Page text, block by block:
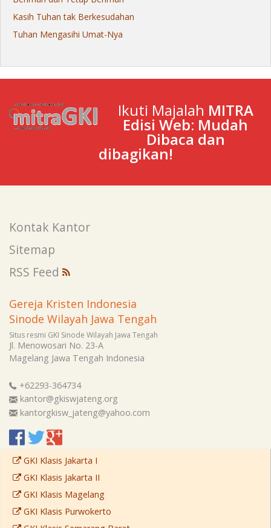
Kasih Tuhan tak Berkesudahan
Tuhan Mengasihi Umat-Nya
Ikuti Majalah MITRA
Edisi Web: Mudah
Dibaca dan
dibagikan!
Kontak Kantor
Sitemap
RSS Feed
Gereja Kristen Indonesia
Sinode Wilayah Jawa Tengah
Situs resmi GKI Sinode Wilayah Jawa Tengah
Jl. Menowosari No. 23-A
Magelang Jawa Tengah Indonesia
+62293-364734
kantor@gkiswjateng.org
kantorgkisw_jateng@yahoo.com
GKI Klasis Jakarta I
GKI Klasis Jakarta II
GKI Klasis Magelang
GKI Klasis Purwokerto